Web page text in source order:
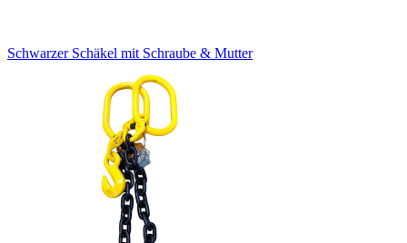
Schwarzer Schäkel mit Schraube & Mutter